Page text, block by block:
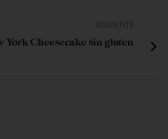
SIGUIENTE
York Cheesecake sin gluten